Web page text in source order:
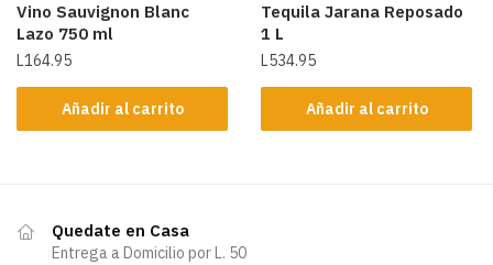
Vino Sauvignon Blanc
Lazo 750 ml
L164.95
Añadir al carrito
Tequila Jarana Reposado
1 L
L534.95
Añadir al carrito
Quedate en Casa
Entrega a Domicilio por L. 50